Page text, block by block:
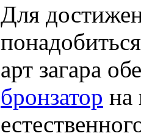
Для
арт загара
бронзатор на